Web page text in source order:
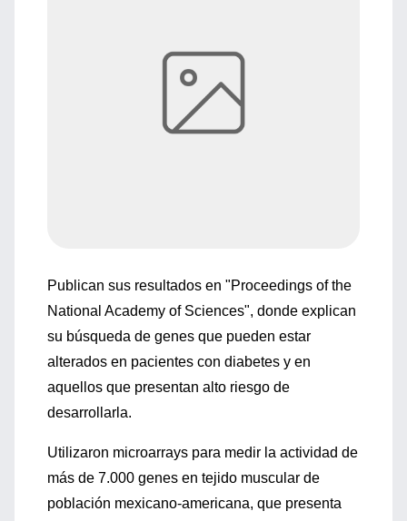
Publican sus resultados en "Proceedings of the
National Academy of Sciences", donde explican
su búsqueda de genes que pueden estar
alterados en pacientes con diabetes y en
aquellos que presentan alto riesgo de
desarrollarla.
Utilizaron microarrays para medir la actividad de
más de 7.000 genes en tejido muscular de
población mexicano-americana, que presenta